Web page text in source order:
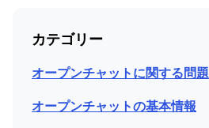
カテゴリー
オープンチャットに関する問題
オープンチャットの基本情報